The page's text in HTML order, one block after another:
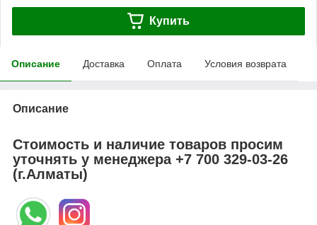
Купить
Описание Доставка Оплата Условия возврата
Описание
Стоимость и наличие товаров просим
уточнять у менеджера+7 700 329-03-26
(г.Алматы)